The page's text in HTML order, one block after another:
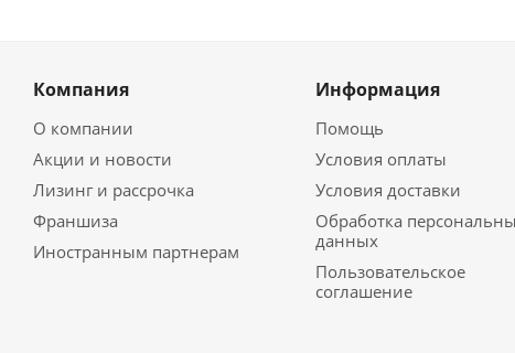
Компания
О компании
Акции и новости
Лизинг и рассрочка
Франшиза
Иностранным партнерам
Информация
Помощь
Условия оплаты
Условия доставки
Обработка
данных
Пользовательское
соглашение